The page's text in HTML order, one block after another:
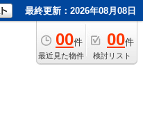
最終更新：2026年08月08日
00件
最近見た物件
00件
検討リスト